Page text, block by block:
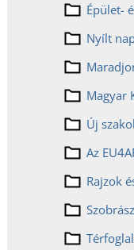
Épület-
Nyílt